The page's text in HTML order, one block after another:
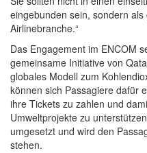
eingebunden sein, sondern
Airlinebranche.“
Das Engagement im ENCOM
gemeinsame Initiative von
globales Modell zum
können sich Passagiere dafür
ihre Tickets zu zahlen und
Umweltprojekte zu
umgesetzt und wird den
stehen.